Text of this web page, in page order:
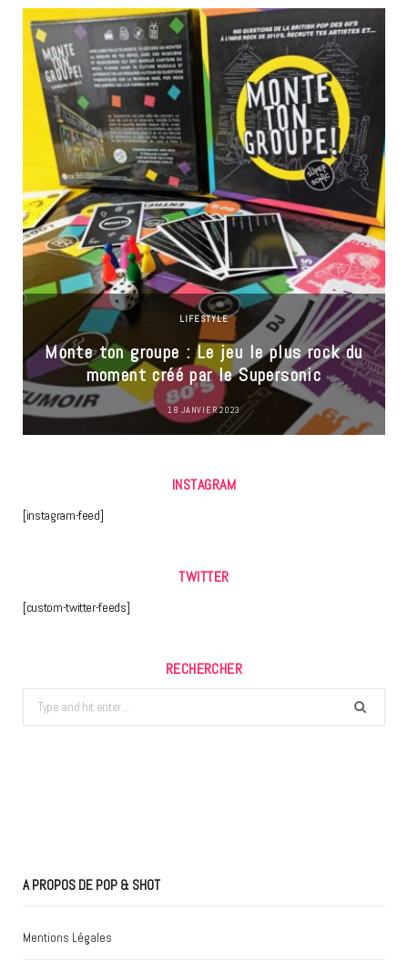
LIFESTYLE
Monte ton groupe : Le jeu le plus rock du
moment créé par le Supersonic
18 JANVIER 2023
INSTAGRAM
[instagram-feed]
TWITTER
[custom-twitter-feeds]
RECHERCHER
Search
for:
A PROPOS DE POP & SHOT
Mentions Légales